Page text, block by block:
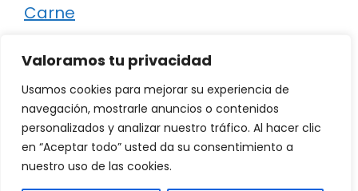
Valoramos tu privacidad
Usamos cookies para mejorar su experiencia de
navegación, mostrarle anuncios o contenidos
personalizados y analizar nuestro tráfico. Al hacer clic
en “Aceptar todo” usted da su consentimiento a
nuestro uso de las cookies.
Carne
Marisco
Otro
Pescado
Recetas